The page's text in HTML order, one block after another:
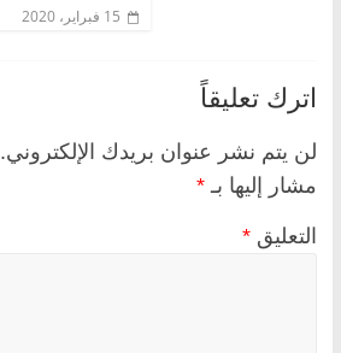
15 فبراير، 2020
اترك تعليقاً
لن يتم نشر عنوان بريدك الإلكتروني.
مشار إليها بـ *
التعليق *